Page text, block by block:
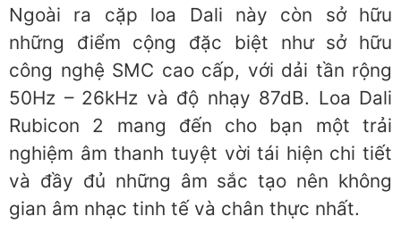
Ngoài ra cặp loa Dali này còn sở hữu
những điểm cộng đặc biệt như sở hữu
công nghệ SMC cao cấp, với dải tần rộng
50Hz – 26kHz và độ nhạy 87dB. Loa Dali
Rubicon 2 mang đến cho bạn một trải
nghiệm âm thanh tuyệt vời tái hiện chi tiết
và đầy đủ những âm sắc tạo nên không
gian âm nhạc tinh tế và chân thực nhất.